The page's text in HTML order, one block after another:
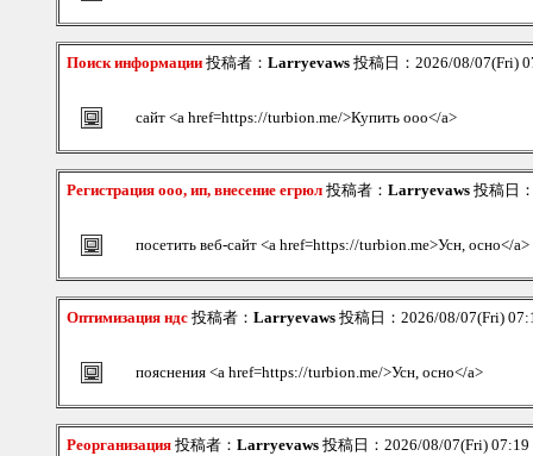
Поиск информации 投稿者： Larryevaws 投稿日：2026/08/07(Fri)
сайт <a href=https://turbion.me/>Купить ооо</a>
Регистрация ооо, ип, внесение егрюл 投稿者： Larryevaws 投稿日
посетить веб-сайт <a href=https://turbion.me>Усн, осно</a>
Оптимизация ндс 投稿者： Larryevaws 投稿日：2026/08/07(Fri)
пояснения <a href=https://turbion.me/>Усн, осно</a>
Реорганизация 投稿者： Larryevaws 投稿日：2026/08/07(Fri)